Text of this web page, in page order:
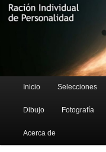
Ración
Blog de Rufus Gefangenen
Menú principal
Ir al contenido principal
Ir al contenido
Inicio Selecciones
Dibujo Fotografía
Acerca de